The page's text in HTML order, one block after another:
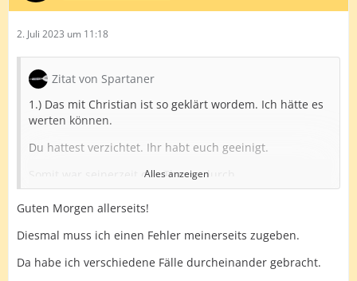
2. Juli 2023 um 11:18
Zitat von Spartaner
1.) Das mit Christian ist so geklärt wordem. Ich hätte es
werten können.
Du hattest verzichtet. Ihr habt euch geeinigt.
Somit war seinerzeit das Thema durch.
Das jetzt als Vorwurf gegn mich zu werten ist
inakzeptabel.
2) Gegen Hortkind ist es halt schon das zweite mal
gewesen.
Alles anzeigen
Guten Morgen allerseits!
Diesmal muss ich einen Fehler meinerseits zugeben.
Da habe ich verschiedene Fälle durcheinander gebracht.